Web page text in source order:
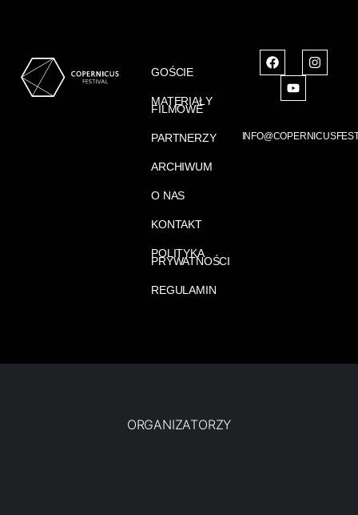
GOŚCIE
MATERIAŁY
FILMOWE
PARTNERZY
ARCHIWUM
O NAS
KONTAKT
POLITYKA
PRYWATNOŚCI
REGULAMIN
ORGANIZATORZY